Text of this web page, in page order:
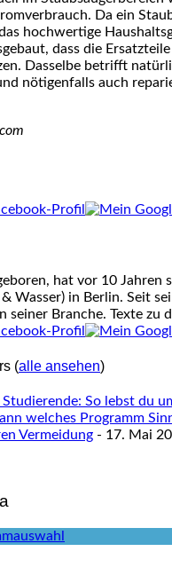
Da ein
hochwertige
dass die
Dasselbe betrifft
nötigenfalls auch
hat vor 10
Wasser) in Berlin. Seit
seiner Branche. Texte
(alle ansehen)
So lebst du
welches Programm
Vermeidung - 17. Mai